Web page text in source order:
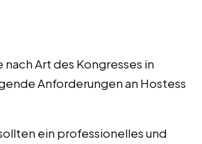
Art des Kongresses in
Anforderungen an Hostess
ein professionelles und